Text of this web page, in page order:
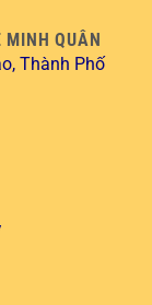
QUÂN
Thành Phố